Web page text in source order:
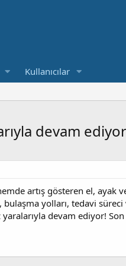
Kullanıcılar
devam
artış gösteren el, ayak
bulaşma yolları, tedavi
yaralarıyla devam ediyor!